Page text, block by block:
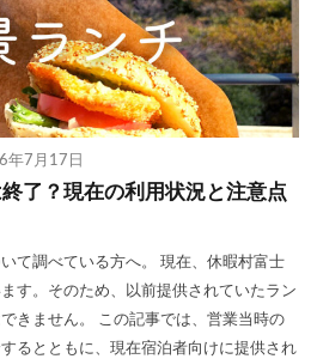
年7月17日
了？現在の利用状況と注意点
て調べている方へ。 現在、休暇村富士
す。そのため、以前提供されていたラン
きません。 この記事では、営業当時の
るとともに、現在宿泊者向けに提供され